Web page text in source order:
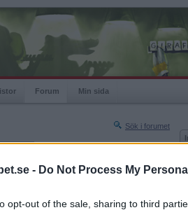
- Do Not Process My
opt-out of the sale, sharing to third
Forum Min sida
Sök i forumet
Nästa sida »